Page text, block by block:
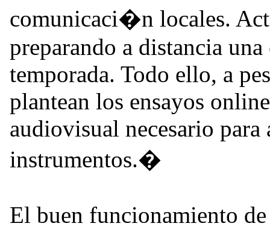
comunicaci�n locales.
preparando a distancia
temporada. Todo ello, a
plantean los ensayos
audiovisual necesario
instrumentos.�
El buen funcionamiento